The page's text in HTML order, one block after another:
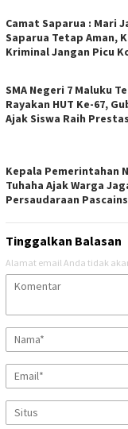
Camat Saparua : Mari
Saparua Tetap Aman,
Kriminal Jangan Picu
SMA Negeri 7 Maluku
Rayakan HUT Ke-67,
Ajak Siswa Raih
Kepala Pemerintahan
Tuhaha Ajak Warga
Persaudaraan
Tinggalkan Balasan
Alamat email Anda tidak